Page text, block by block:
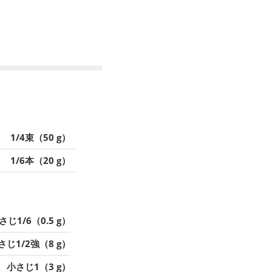
1/4束（50 g）
1/6本（20 g）
じ1/6（0.5 g）
じ1/2強（8 g）
小さじ1（3 g）